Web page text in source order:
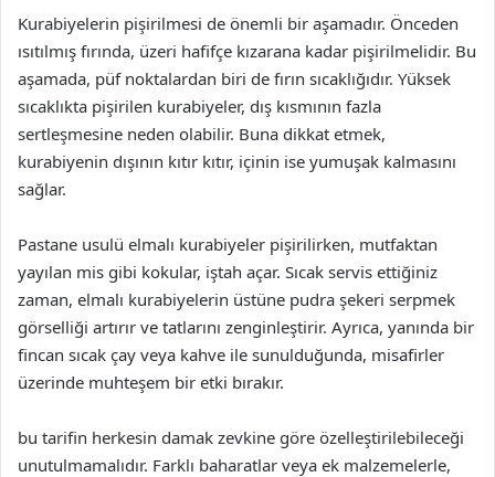
Kurabiyelerin pişirilmesi de önemli bir aşamadır. Önceden
ısıtılmış fırında, üzeri hafifçe kızarana kadar pişirilmelidir. Bu
aşamada, püf noktalardan biri de fırın sıcaklığıdır. Yüksek
sıcaklıkta pişirilen kurabiyeler, dış kısmının fazla
sertleşmesine neden olabilir. Buna dikkat etmek,
kurabiyenin dışının kıtır kıtır, içinin ise yumuşak kalmasını
sağlar.
Pastane usulü elmalı kurabiyeler pişirilirken, mutfaktan
yayılan mis gibi kokular, iştah açar. Sıcak servis ettiğiniz
zaman, elmalı kurabiyelerin üstüne pudra şekeri serpmek
görselliği artırır ve tatlarını zenginleştirir. Ayrıca, yanında bir
fincan sıcak çay veya kahve ile sunulduğunda, misafirler
üzerinde muhteşem bir etki bırakır.
bu tarifin herkesin damak zevkine göre özelleştirilebileceği
unutulmamalıdır. Farklı baharatlar veya ek malzemelerle,